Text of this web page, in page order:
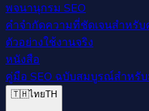
พจนานุกรม SEO
คำจำกัดความที่ชัดเจนสำหรั
ตัวอย่างใช้งานจริง
หนังสือ
คู่มือ SEO ฉบับสมบูรณ์สำหรั
🇹🇭ไทยTH